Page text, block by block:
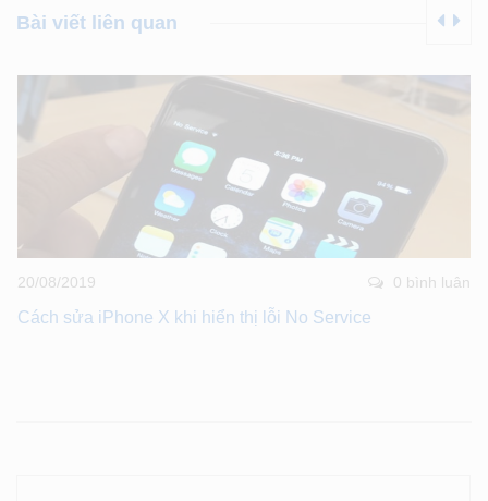
Bài viết liên quan
20/08/2019 0 bình luân
Cách sửa iPhone X khi hiển thị lỗi No Service